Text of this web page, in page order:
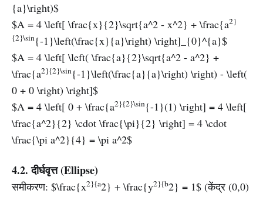
{a}\right)$
$A = 4 \left[ \frac{x}{2}\sqrt{a^2 - x^2} + \frac{a2}
{2}\sin{-1}\left(\frac{x}{a}\right) \right]_{0}^{a}$
$A = 4 \left[ \left( \frac{a}{2}\sqrt{a^2 - a^2} +
\frac{a2}{2}\sin{-1}\left(\frac{a}{a}\right) \right) - \left(
0 + 0 \right) \right]$
$A = 4 \left[ 0 + \frac{a2}{2}\sin{-1}(1) \right] = 4 \left[
\frac{a^2}{2} \cdot \frac{\pi}{2} \right] = 4 \cdot
\frac{\pi a^2}{4} = \pi a^2$
4.2. दीर्घवृत्त (Ellipse)
समीकरण: $\frac{x2}{a2} + \frac{y2}{b2} = 1$ (केंद्र (0,0)